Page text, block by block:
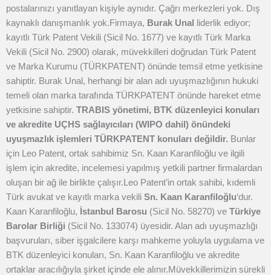
postalarınızı yanıtlayan kişiyle aynıdır. Çağrı merkezleri yok. Dış
kaynaklı danışmanlık yok.Firmaya, Burak Unal liderlik ediyor;
kayıtlı Türk Patent Vekili (Sicil No. 1677) ve kayıtlı Türk Marka
Vekili (Sicil No. 2900) olarak, müvekkilleri doğrudan Türk Patent
ve Marka Kurumu (TÜRKPATENT) önünde temsil etme yetkisine
sahiptir. Burak Unal, herhangi bir alan adı uyuşmazlığının hukuki
temeli olan marka tarafında TÜRKPATENT önünde hareket etme
yetkisine sahiptir. TRABIS yönetimi, BTK düzenleyici konuları
ve akredite UÇHS sağlayıcıları (WIPO dahil) önündeki
uyuşmazlık işlemleri TÜRKPATENT konuları değildir. Bunlar
için Leo Patent, ortak sahibimiz Sn. Kaan Karanfiloğlu ve ilgili
işlem için akredite, incelemesi yapılmış yetkili partner firmalardan
oluşan bir ağ ile birlikte çalışır.Leo Patent’in ortak sahibi, kıdemli
Türk avukat ve kayıtlı marka vekili Sn. Kaan Karanfiloğlu‘dur.
Kaan Karanfiloğlu, İstanbul Barosu (Sicil No. 58270) ve Türkiye
Barolar Birliği (Sicil No. 133074) üyesidir. Alan adı uyuşmazlığı
başvuruları, siber işgalcilere karşı mahkeme yoluyla uygulama ve
BTK düzenleyici konuları, Sn. Kaan Karanfiloğlu ve akredite
ortaklar aracılığıyla şirket içinde ele alınır.Müvekkillerimizin sürekli